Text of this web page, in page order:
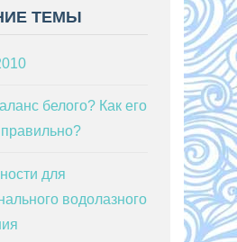
ТЕМЫ
белого? Как его
для
водолазного